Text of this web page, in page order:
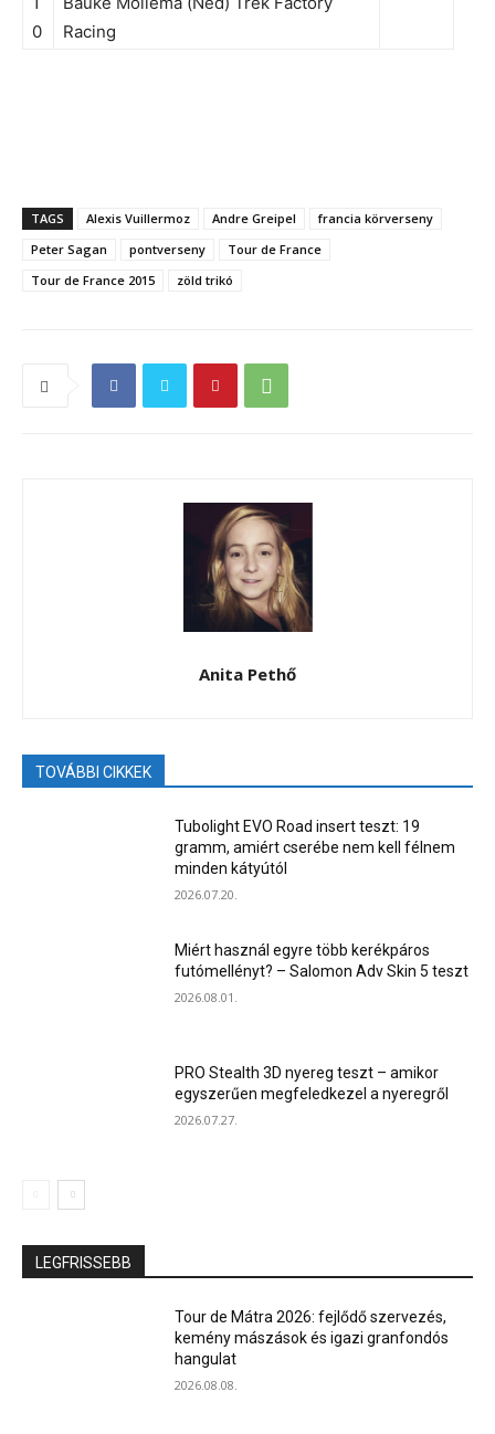
0
Racing
TAGS Alexis Vuillermoz Andre Greipel
francia körverseny
Peter Sagan
pontverseny
Tour de France
Tour de France 2015
zöld trikó
Anita Pethő
TOVÁBBI CIKKEK
Tubolight EVO Road insert teszt: 19
gramm, amiért cserébe nem kell félnem
minden kátyútól
2026.07.20.
Miért használ egyre több kerékpáros
futómellényt? – Salomon Adv Skin 5 teszt
2026.08.01.
PRO Stealth 3D nyereg teszt – amikor
egyszerűen megfeledkezel a nyeregről
2026.07.27.
LEGFRISSEBB
Tour de Mátra 2026: fejlődő szervezés,
kemény mászások és igazi granfondós
hangulat
2026.08.08.